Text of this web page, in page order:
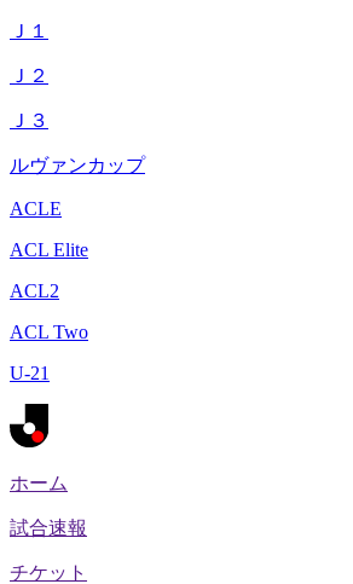
Ｊ１
Ｊ２
Ｊ３
ルヴァンカップ
ACLE
ACL Elite
ACL2
ACL Two
U-21
ホーム
試合速報
チケット